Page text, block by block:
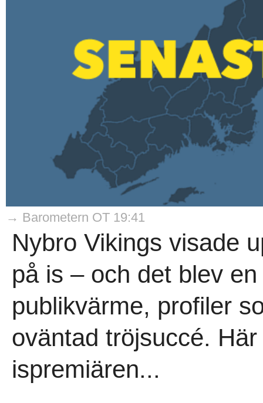
→ Barometern OT 19:41
Nybro Vikings visade
på is – och det blev
publikvärme, profiler
oväntad tröjsuccé.
ispremiären...